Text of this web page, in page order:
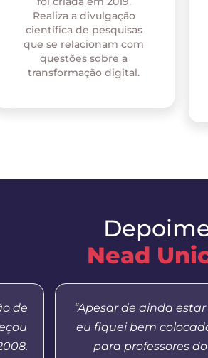
Realiza a divulgação
científica de pesquisas
que se relacionam com
questões sobre a
transformação digital.
Nead
de
“Apesar de ainda
eu fiquei bem
para professores